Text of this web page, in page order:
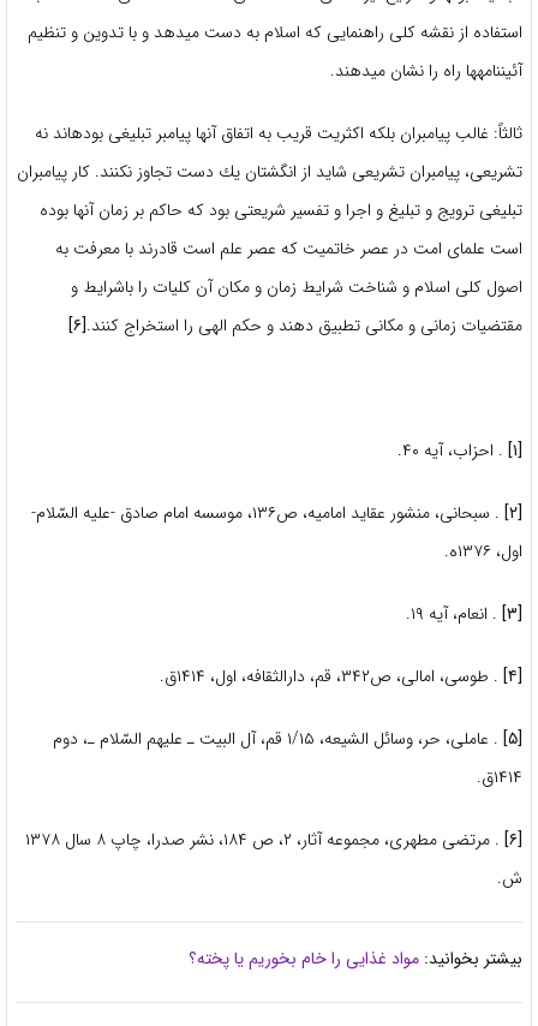
استفاده از نقشه كلی راهنمایی كه اسلام به دست می‎دهد و با تدوین و تنظیم
آئین‎نامه‎ها راه را نشان می‎دهند.
ثالثاً: غالب پیامبران بلكه اكثریت قریب به اتفاق آنها پیامبر تبلیغی بوده‎اند نه
تشریعی، پیامبران تشریعی شاید از انگشتان یك دست تجاوز نكنند. كار پیامبران
تبلیغی ترویج و تبلیغ و اجرا و تفسیر شریعتی بود كه حاكم بر زمان آنها بوده
است علمای امت در عصر خاتمیت كه عصر علم است قادرند با معرفت به
اصول كلی اسلام و شناخت شرایط زمان و مكان آن كلیات را باشرایط و
مقتضیات زمانی و مكانی تطبیق دهند و حكم الهی را استخراج كنند.[۶]
[۱] . احزاب، آیه ۴۰.
[۲]
. سبحانی، منشور عقاید امامیه، ص۱۳۶، موسسه امام صادق -علیه السّلام-
اول، ۱۳۷۶ه.
[۳] . انعام، آیه ۱۹.
[۴] . طوسی، امالی، ص۳۴۲، قم، دارالثقافه، اول، ۱۴۱۴ق.
[۵]
. عاملی، حر، وسائل الشیعه، ۱/۱۵ قم، آل البیت ـ علیهم السّلام ـ، دوم
۱۴۱۴ق.
[۶]
. مرتضی مطهری، مجموعه آثار، ۲، ص ۱۸۴، نشر صدرا، چاپ ۸ سال ۱۳۷۸
ش.
بیشتر بخوانید: مواد غذایی را خام بخوریم یا پخته؟